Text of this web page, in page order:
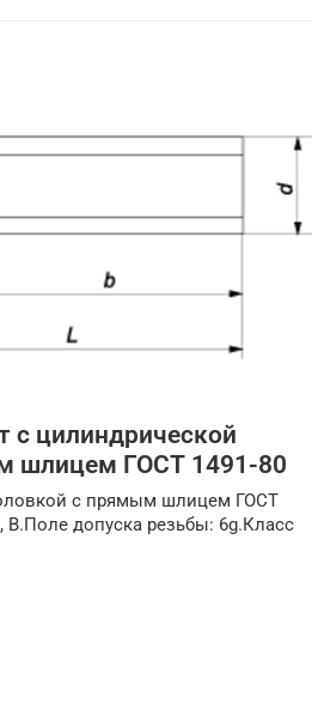
с цилиндрической
шлицем ГОСТ 1491-80
с прямым шлицем ГОСТ
B.Поле допуска резьбы: 6g.Класс